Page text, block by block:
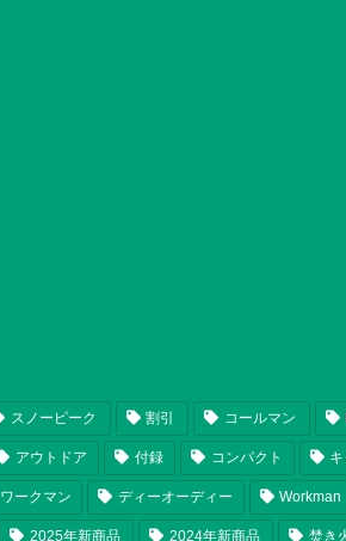
スノーピーク 割引 コールマン
アウトドア 付録 コンパクト
ワークマン ディーオーディー Workman
2025年新商品 2024年新商品 焚き